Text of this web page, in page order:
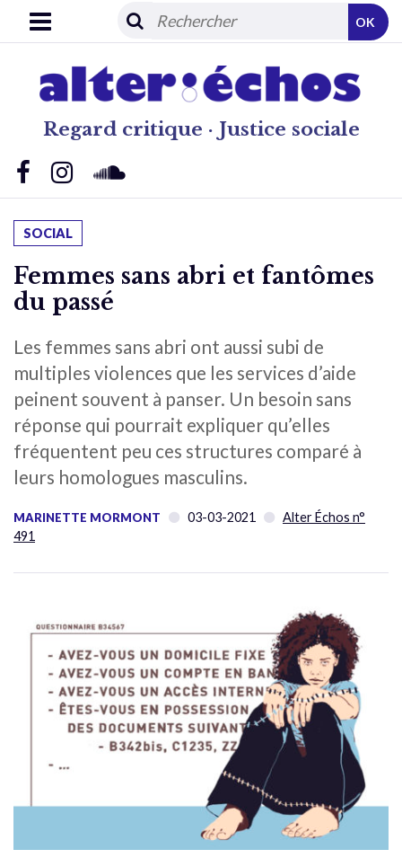
Regard critique · Justice sociale
OK
SOCIAL
Femmes sans abri et fantômes
du passé
Les femmes sans abri ont aussi subi de
multiples violences que les services d’aide
peinent souvent à panser. Un besoin sans
réponse qui pourrait expliquer qu’elles
fréquentent peu ces structures comparé à
leurs homologues masculins.
MARINETTE MORMONT 03-03-2021
Alter Échos n°
491